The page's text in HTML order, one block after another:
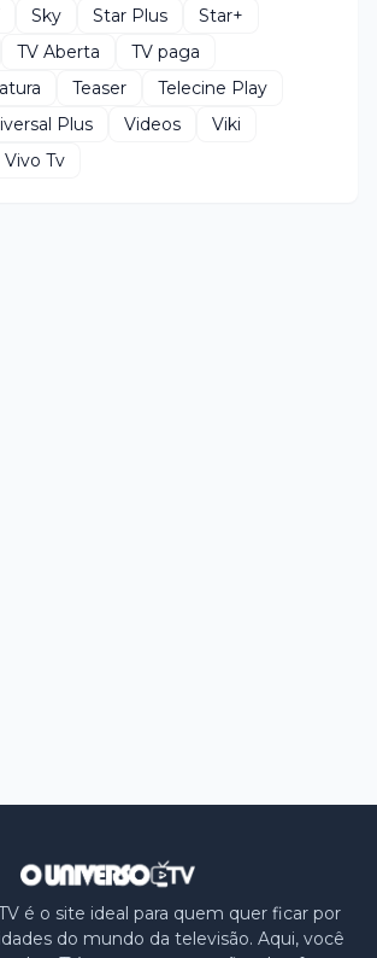
Sky Star Plus
Star+
TV Aberta
TV paga
Teaser
Telecine Play
Plus Videos
Viki
Vivo Tv
é o site ideal para quem quer ficar por
do mundo da televisão. Aqui, você